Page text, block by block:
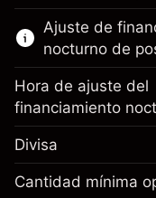
Obtén más
CFD
Ajuste de
Ajuste de
nocturno de
Hora de ajuste del
financiamiento
Divisa
Cantidad mínima